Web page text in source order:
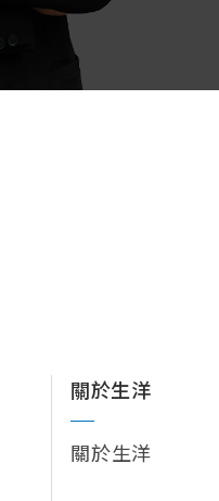
關於生洋
關於生洋